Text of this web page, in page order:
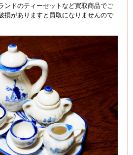
ンドのティーセットなど買取商品でご
損がありますと買取になりませんので